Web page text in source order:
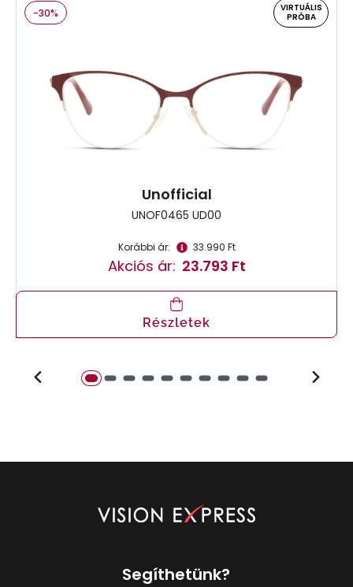
-30%
VIRTUÁLIS
PRÓBA
Unofficial
UNOF0465 UD00
Korábbi ár: 33.990 Ft
Akciós ár: 23.793 Ft
Részletek
Segíthetünk?